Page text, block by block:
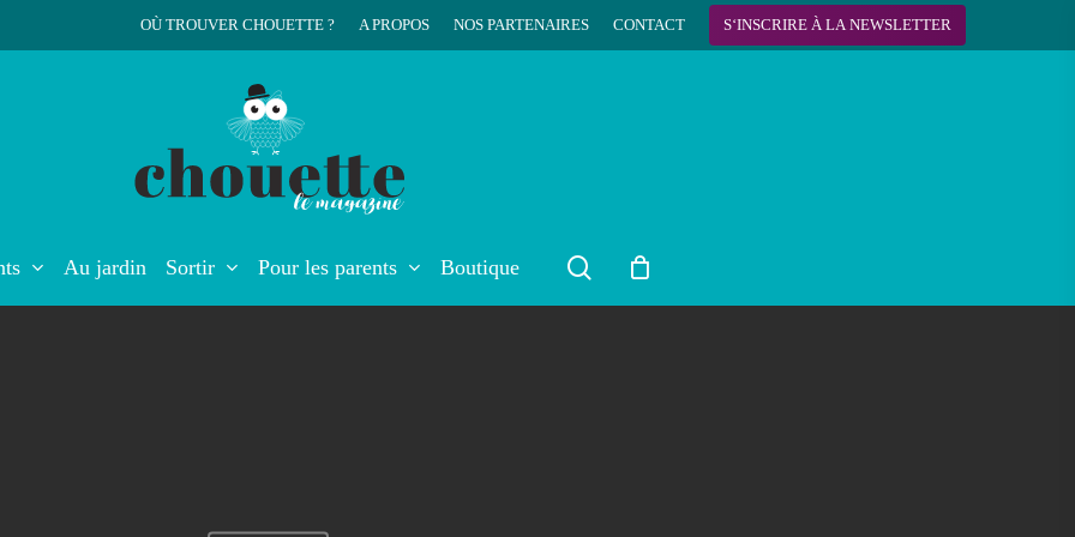
OÙ TROUVER CHOUETTE ? A PROPOS NOS PARTENAIRES CONTACT S‘INSCRIRE À LA NEWSLETTER
Au jardin Sortir Pour les parents Boutique search